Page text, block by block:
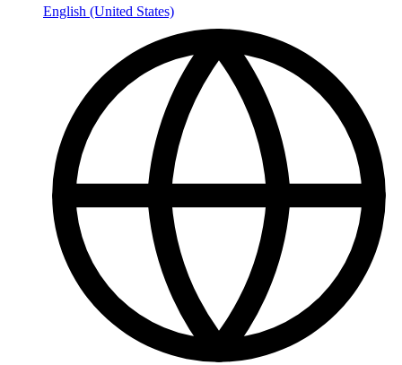
English (United States)